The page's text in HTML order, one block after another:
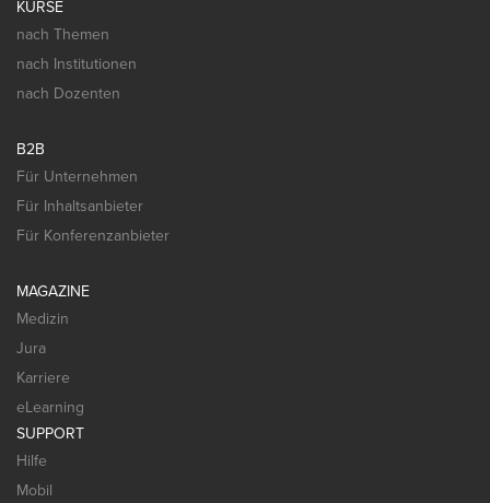
KURSE
nach Themen
nach Institutionen
nach Dozenten
B2B
Für Unternehmen
Für Inhaltsanbieter
Für Konferenzanbieter
MAGAZINE
Medizin
Jura
Karriere
eLearning
SUPPORT
Hilfe
Mobil